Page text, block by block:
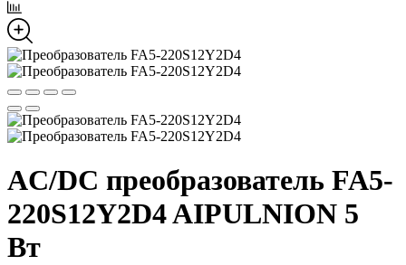
AC/DC преобразователь FA5-
220S12Y2D4 AIPULNION 5
Вт